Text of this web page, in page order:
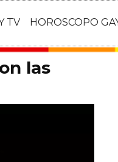
TV HOROSCOPO
las